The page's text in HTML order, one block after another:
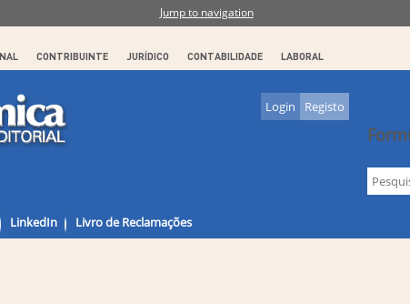
Jump to navigation
CONTRIBUINTE JURÍDICO CONTABILIDADE LABORAL
Login Registo
LinkedIn Livro de Reclamações